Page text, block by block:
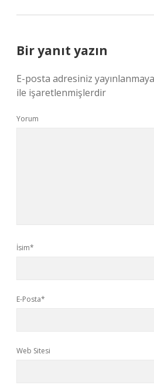
Bir yanıt yazın
E-posta adresiniz
ile işaretlenmişlerdir
Yorum
İsim*
E-Posta*
Web Sitesi